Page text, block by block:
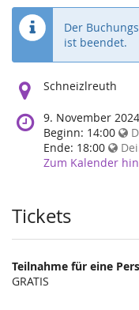
Der
ist beendet.
Wo
diese
Veranstaltung
statt?
Schneizlreuth
Wann
findet
diese
Veranstaltung
9. November 2024
Beginn: 14:00
Ende: 18:00
Zum Kalender
Tickets
Teilnahme für eine
GRATIS